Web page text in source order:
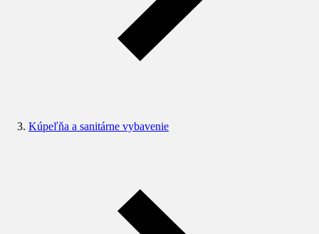
Kúpeľňa a sanitárne vybavenie